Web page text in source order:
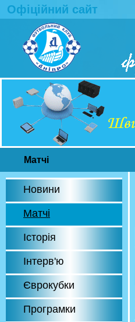
Офіційний сайт
Матчі
Новини
Матчі
Історія
Інтерв'ю
Єврокубки
Програмки